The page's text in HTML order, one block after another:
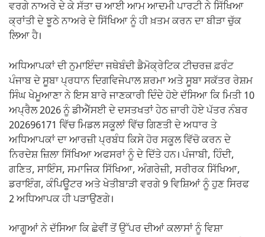
ਵਰਗੇ ਨਾਅਰੇ ਦੇ ਕੇ ਸੱਤਾ ਚ ਆਈ ਆਮ ਆਦਮੀ ਪਾਰਟੀ ਨੇ ਸਿੱਖਿਆ
ਕ੍ਰਾਂਤੀ ਦੇ ਝੂਠੇ ਨਾਅਰੇ ਦੇ ਸਿੱਖਿਆ ਨੂੰ ਹੀ ਖ਼ਤਮ ਕਰਨ ਦਾ ਬੀੜਾ ਚੁੱਕ
ਲਿਆ ਹੈ।
ਅਧਿਆਪਕਾਂ ਦੀ ਨੁਮਾਇੰਦਾ ਜਥੇਬੰਦੀ ਡੈਮੋਕ੍ਰੇਟਿਕ ਟੀਚਰਜ਼ ਫ਼ਰੰਟ
ਪੰਜਾਬ ਦੇ ਸੂਬਾ ਪ੍ਰਧਾਨ ਦਿਗਵਿਜੇਪਾਲ ਸ਼ਰਮਾ ਅਤੇ ਸੂਬਾ ਸਕੱਤਰ ਰੇਸ਼ਮ
ਸਿੰਘ ਖੇਮੂਆਣਾ ਨੇ ਇਸ ਬਾਰੇ ਜਾਣਕਾਰੀ ਦਿੰਦੇ ਹੋਏ ਦੱਸਿਆ ਕਿ ਮਿਤੀ 10
ਅਪ੍ਰੈਲ 2026 ਨੂੰ ਡੀਐੱਸਈ ਦੇ ਦਸਤਖਤਾਂ ਹੇਠ ਜ਼ਾਰੀ ਹੋਏ ਪੱਤਰ ਨੰਬਰ
202696171 ਵਿੱਚ ਮਿਡਲ ਸਕੂਲਾਂ ਵਿੱਚ ਗਿਣਤੀ ਦੇ ਅਧਾਰ ਤੇ
ਅਧਿਆਪਕਾਂ ਦਾ ਆਰਜ਼ੀ ਪ੍ਰਬੰਧ ਕਿਸੇ ਹੋਰ ਸਕੂਲ ਵਿੱਚੋ ਕਰਨ ਦੇ
ਨਿਰਦੇਸ਼ ਜ਼ਿਲਾ ਸਿੱਖਿਆ ਅਫਸਰਾਂ ਨੂੰ ਦੇ ਦਿੱਤੇ ਹਨ। ਪੰਜਾਬੀ, ਹਿੰਦੀ,
ਗਣਿਤ, ਸਾਇੰਸ, ਸਮਾਜਿਕ ਸਿੱਖਿਆ, ਅੰਗਰੇਜ਼ੀ, ਸਰੀਰਕ ਸਿੱਖਿਆ,
ਡਰਾਇੰਗ, ਕੰਪਿਊਟਰ ਅਤੇ ਖੇਤੀਬਾੜੀ ਵਰਗੇ 9 ਵਿਸ਼ਿਆਂ ਨੂੰ ਹੁਣ ਸਿਰਫ
2 ਅਧਿਆਪਕ ਹੀ ਪੜਾਉਣਗੇ।
ਆਗੂਆਂ ਨੇ ਦੱਸਿਆ ਕਿ ਛੇਵੀਂ ਤੋਂ ਉੱਪਰ ਦੀਆਂ ਕਲਾਸਾਂ ਨੂੰ ਵਿਸ਼ਾ